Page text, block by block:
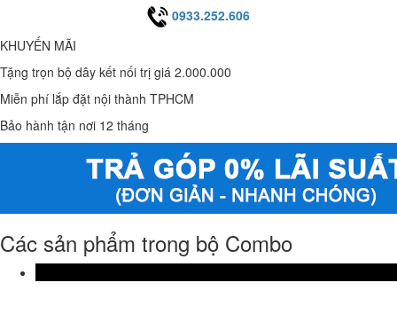
0933.252.606
KHUYẾN MÃI
Tặng trọn bộ dây kết nối trị giá 2.000.000
Miễn phí lắp đặt nội thành TPHCM
Bảo hành tận nơi 12 tháng
Các sản phẩm trong bộ Combo